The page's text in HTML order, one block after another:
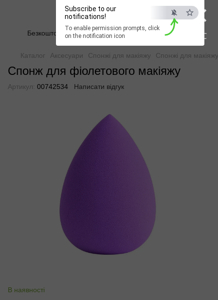
×
ESC
Subscribe to our
notifications!
To enable permission prompts, click
on the notification icon
Beauty Hunter
Безкоштовна доставка при замовленні від 2500 грн
Каталог Аксесуари Спонжі для макіяжу Спонжі для
Спонж для фіолетового макіяжу
Артикул: 00742534 Написати відгук
В наявності